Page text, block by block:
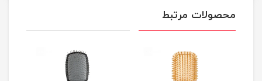
محصولات مرتبط